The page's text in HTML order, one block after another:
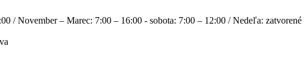
/ November – Marec: 7:00 – 16:00 - sobota: 7:00 – 12:00 / Nedeľa: zatvorené